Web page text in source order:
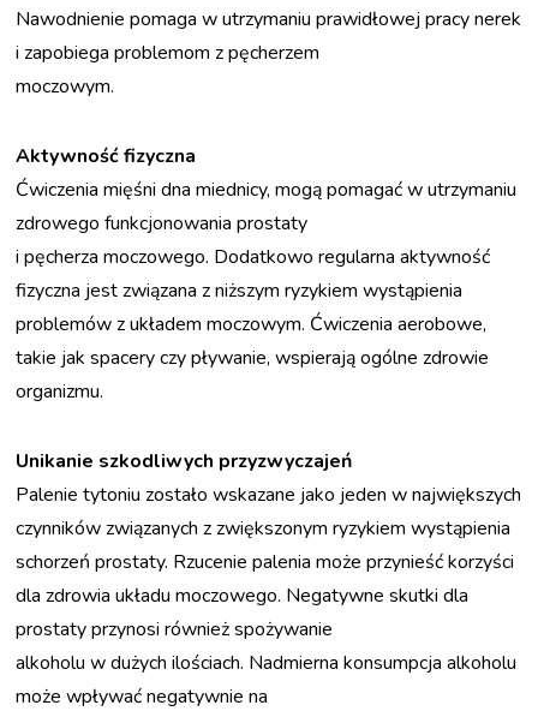
początkujących mam
STREFA PACJENTA
Strefa edukacji
konsultacji lekarskiej
Przygotowanie do
konsultacji
fizjoterapeutycznej
Przygotowanie do
zajęć fizjoterapii
ZADZWOŃ
Zaloguj się
Nawodnienie pomaga w utrzymaniu prawidłowej pracy nerek
i zapobiega problemom z pęcherzem
moczowym.
Aktywność fizyczna
Ćwiczenia mięśni dna miednicy, mogą pomagać w utrzymaniu
zdrowego funkcjonowania prostaty
i pęcherza moczowego. Dodatkowo regularna aktywność
fizyczna jest związana z niższym ryzykiem wystąpienia
problemów z układem moczowym. Ćwiczenia aerobowe,
takie jak spacery czy pływanie, wspierają ogólne zdrowie
organizmu.
Unikanie szkodliwych przyzwyczajeń
Palenie tytoniu zostało wskazane jako jeden w największych
czynników związanych z zwiększonym ryzykiem wystąpienia
schorzeń prostaty. Rzucenie palenia może przynieść korzyści
dla zdrowia układu moczowego. Negatywne skutki dla
prostaty przynosi również spożywanie
alkoholu w dużych ilościach. Nadmierna konsumpcja alkoholu
może wpływać negatywnie na